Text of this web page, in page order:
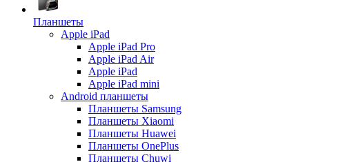
Планшеты
Apple iPad
Apple iPad Pro
Apple iPad Air
Apple iPad
Apple iPad mini
Android планшеты
Планшеты Samsung
Планшеты Xiaomi
Планшеты Huawei
Планшеты OnePlus
Планшеты Chuwi